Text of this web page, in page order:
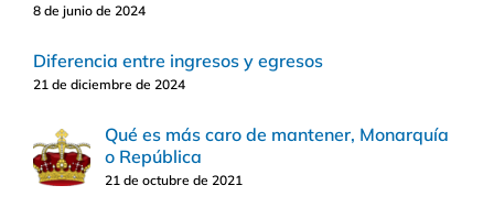
8 de junio de 2024
Diferencia entre ingresos y egresos
21 de diciembre de 2024
Qué es más caro de mantener, Monarquía
o República
21 de octubre de 2021